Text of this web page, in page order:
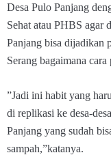
Desa Pulo Panjang
Sehat atau PHBS agar
Panjang bisa dijadikan
Serang bagaimana
”Jadi ini habit yang
di replikasi ke desa-
Panjang yang sudah
sampah,”katanya.